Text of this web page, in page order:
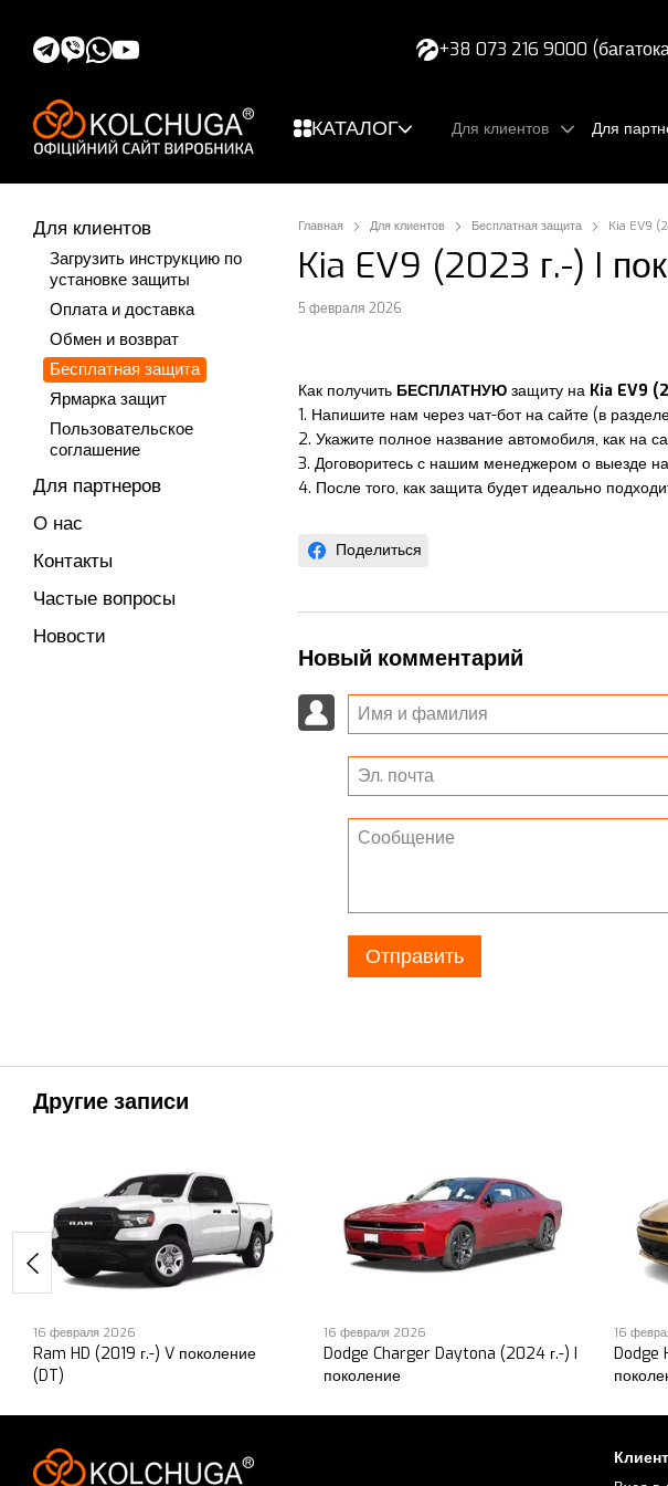
+38 073 216 9000
КАТАЛОГ Для клиентов Для
Главная Для клиентов Бесплатная защита Kia EV9
Kia EV9 (2023 г.-) I
5 февраля 2026
Как получить БЕСПЛАТНУЮ защиту на Kia EV9
1. Напишите нам через чат-бот на сайте (в
2. Укажите полное название автомобиля, как на
3. Договоритесь с нашим менеджером о выезде
4. После того, как защита будет идеально
Поделиться
Новый комментарий
Отправить
Для клиентов
Загрузить инструкцию по
установке защиты
Оплата и доставка
Обмен и возврат
Бесплатная защита
Ярмарка защит
Пользовательское
соглашение
Для партнеров
О нас
Контакты
Частые вопросы
Новости
Другие записи
16 февраля 2026
Ram HD (2019 г.-) V поколение
(DT)
16 февраля 2026
Dodge Charger Daytona (2024 г.-) I
поколение
16
Dodge